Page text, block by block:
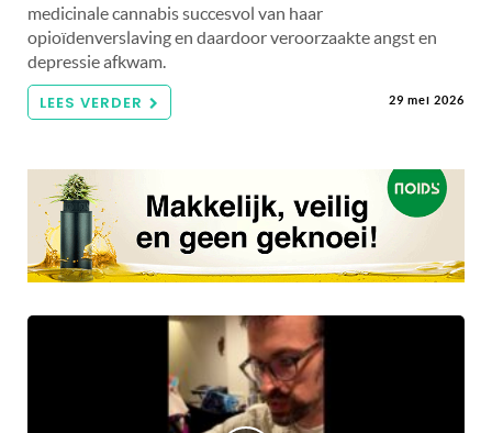
medicinale cannabis succesvol van haar
opioïdenverslaving en daardoor veroorzaakte angst en
depressie afkwam.
LEES VERDER 29 mei 2026